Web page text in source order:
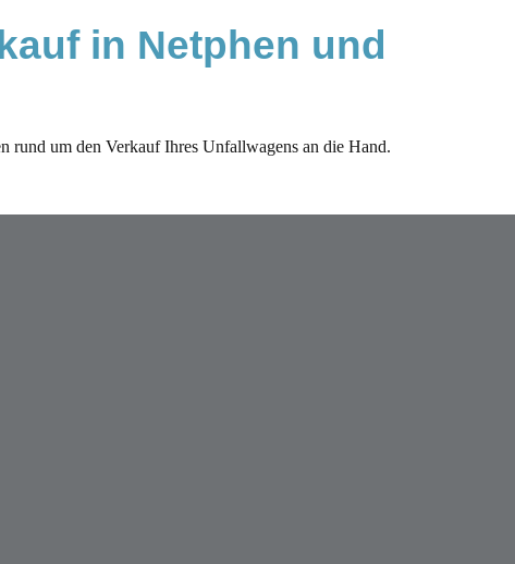
in Netphen und
rund um den Verkauf Ihres Unfallwagens an die Hand.